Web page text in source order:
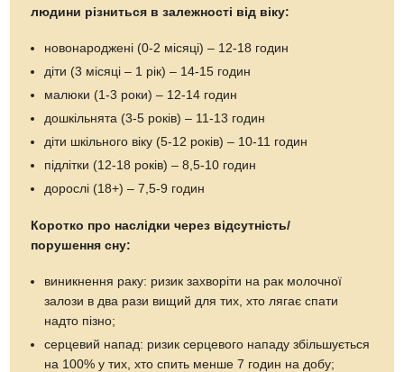
людини різниться в залежності від віку:
новонароджені (0-2 місяці) – 12-18 годин
діти (3 місяці – 1 рік) – 14-15 годин
малюки (1-3 роки) – 12-14 годин
дошкільнята (3-5 років) – 11-13 годин
діти шкільного віку (5-12 років) – 10-11 годин
підлітки (12-18 років) – 8,5-10 годин
дорослі (18+) – 7,5-9 годин
Коротко про наслідки через відсутність/
порушення сну:
виникнення раку: ризик захворіти на рак молочної
залози в два рази вищий для тих, хто лягає спати
надто пізно;
серцевий напад: ризик серцевого нападу збільшується
на 100% у тих, хто спить менше 7 годин на добу;